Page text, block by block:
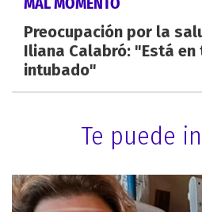
Preocupación por la
Iliana Calabró: "Está
intubado"
Te puede